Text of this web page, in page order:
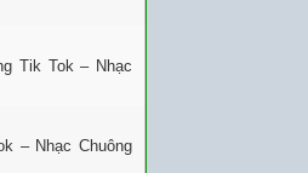
Tik Tok – Nhạc
– Nhạc Chuông